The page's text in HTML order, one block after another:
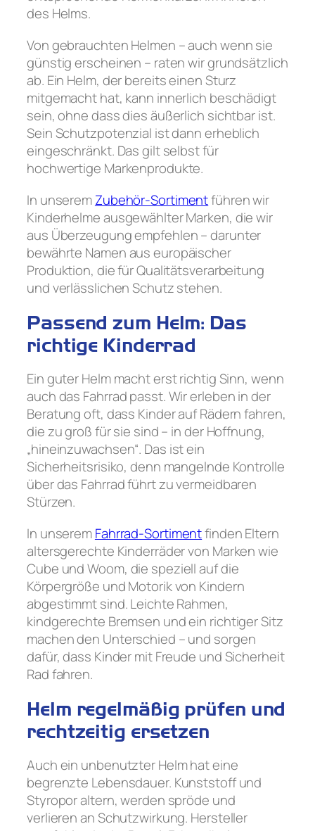
des Helms.
Von gebrauchten Helmen – auch wenn sie
günstig erscheinen – raten wir grundsätzlich
ab. Ein Helm, der bereits einen Sturz
mitgemacht hat, kann innerlich beschädigt
sein, ohne dass dies äußerlich sichtbar ist.
Sein Schutzpotenzial ist dann erheblich
eingeschränkt. Das gilt selbst für
hochwertige Markenprodukte.
In unseremZubehör-Sortimentführen wir
Kinderhelme ausgewählter Marken, die wir
aus Überzeugung empfehlen – darunter
bewährte Namen aus europäischer
Produktion, die für Qualitätsverarbeitung
und verlässlichen Schutz stehen.
Passend zum Helm: Das
richtige Kinderrad
Ein guter Helm macht erst richtig Sinn, wenn
auch das Fahrrad passt. Wir erleben in der
Beratung oft, dass Kinder auf Rädern fahren,
die zu groß für sie sind – in der Hoffnung,
„hineinzuwachsen“. Das ist ein
Sicherheitsrisiko, denn mangelnde Kontrolle
über das Fahrrad führt zu vermeidbaren
Stürzen.
In unseremFahrrad-Sortimentfinden Eltern
altersgerechte Kinderräder von Marken wie
Cube und Woom, die speziell auf die
Körpergröße und Motorik von Kindern
abgestimmt sind. Leichte Rahmen,
kindgerechte Bremsen und ein richtiger Sitz
machen den Unterschied – und sorgen
dafür, dass Kinder mit Freude und Sicherheit
Rad fahren.
Helm regelmäßig prüfen und
rechtzeitig ersetzen
Auch ein unbenutzter Helm hat eine
begrenzte Lebensdauer. Kunststoff und
Styropor altern, werden spröde und
verlieren an Schutzwirkung. Hersteller